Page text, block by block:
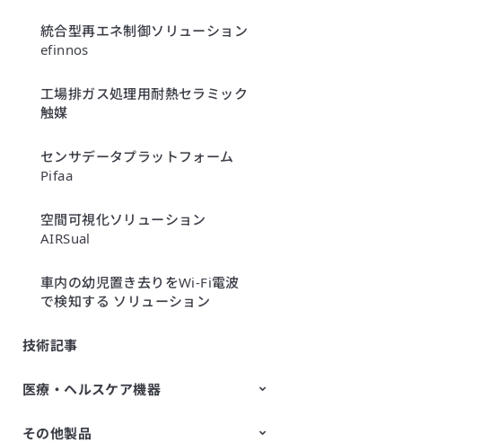
統合型再エネ制御ソリューション
efinnos
工場排ガス処理用耐熱セラミック
触媒
センサデータプラットフォーム
Pifaa
空間可視化ソリューション
AIRSual
車内の幼児置き去りをWi-Fi電波
で検知する ソリューション
技術記事
医療・ヘルスケア機器
疲労ストレス計
細胞向け分画フィルタ
その他製品